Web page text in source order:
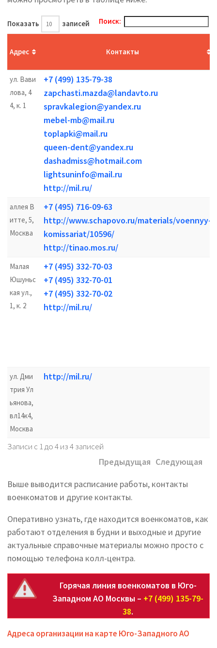
Показать записей Поиск:
Адрес Контакты
ул. Вави
лова, 4
4, к. 1
+7 (499) 135-79-38
zapchasti.mazda@landavto.ru
spravkalegion@yandex.ru
mebel-mb@mail.ru
toplapki@mail.ru
queen-dent@yandex.ru
dashadmiss@hotmail.com
lightsuninfo@mail.ru
http://mil.ru/
аллея В
итте, 5,
Москва
+7 (495) 716-09-63
http://www.schapovo.ru/materials/voennyy-
komissariat/10596/
http://tinao.mos.ru/
Малая
Юшуньс
кая ул.,
1, к. 2
+7 (495) 332-70-03
+7 (495) 332-70-01
+7 (495) 332-70-02
http://mil.ru/
ул. Дми
трия Ул
ьянова,
вл14к4,
Москва
http://mil.ru/
Записи с 1 до 4 из 4 записей
Предыдущая Следующая
Выше выводится расписание работы, контакты
военкоматов и другие контакты.
Оперативно узнать, где находится военкоматов, как
работают отделения в будни и выходные и другие
актуальные справочные материалы можно просто с
помощью телефона колл-центра.
Горячая линия военкоматов в Юго-
Западном АО Москвы – +7 (499) 135-79-
38.
Адреса организации на карте Юго-Западного АО